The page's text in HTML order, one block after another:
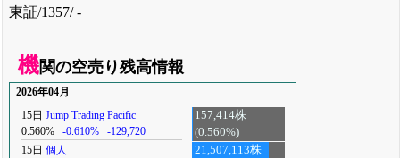
東証/1357/ -
機関の空売り残高情報
2026年04月
15日 Jump Trading Pacific
0.560%
-0.610% -129,720
157,414株
(0.560%)
15日 個人
21,507,113株